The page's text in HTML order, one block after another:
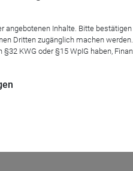
stark sind,
im kommenden Jahr vor
sich auch in unserem
angebotenen Inhalte. Bitte
Dritten zugänglich machen
KWG oder §15 WpIG haben,